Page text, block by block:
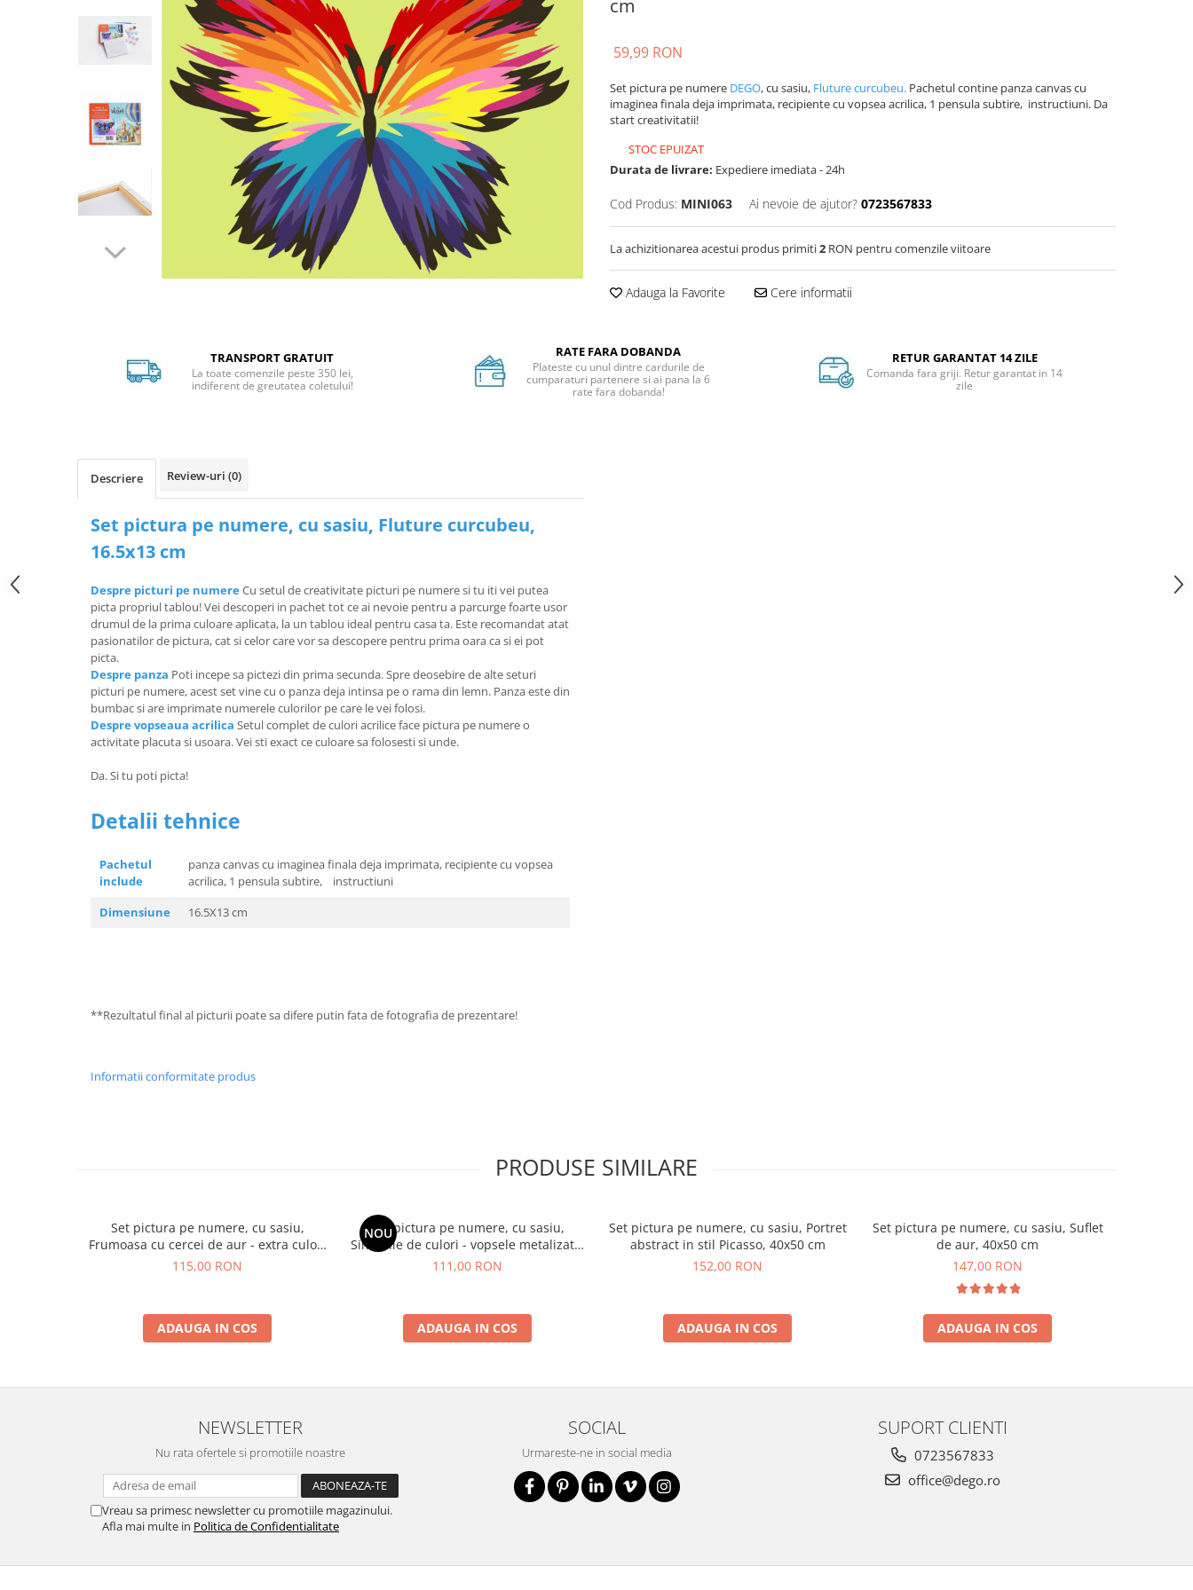
cm
59,99 RON
Set pictura pe numere DEGO, cu sasiu, Fluture curcubeu. Pachetul contine panza canvas cu
imaginea finala deja imprimata, recipiente cu vopsea acrilica, 1 pensula subtire, instructiuni. Da
start creativitatii!
STOC EPUIZAT
Durata de livrare: Expediere imediata - 24h
Cod Produs: MINI063 Ai nevoie de ajutor? 0723567833
La achizitionarea acestui produs primiti2 RON pentru comenzile viitoare
Adauga la Favorite Cere informatii
TRANSPORT GRATUIT
La toate comenzile peste 350 lei,
indiferent de greutatea coletului!
RATE FARA DOBANDA
Plateste cu unul dintre cardurile de
cumparaturi partenere si ai pana la 6
rate fara dobanda!
RETUR GARANTAT 14 ZILE
Comanda fara griji. Retur garantat in 14
zile
Descriere Review-uri (0)
Set pictura pe numere, cu sasiu, Fluture curcubeu,
16.5x13 cm
Despre picturi pe numereCu setul de creativitate picturi pe numere si tu iti vei putea
picta propriul tablou! Vei descoperi in pachet tot ce ai nevoie pentru a parcurge foarte usor
drumul de la prima culoare aplicata, la un tablou ideal pentru casa ta. Este recomandat atat
pasionatilor de pictura, cat si celor care vor sa descopere pentru prima oara ca si ei pot
picta.
Despre panza Poti incepe sa pictezi din prima secunda. Spre deosebire de alte seturi
picturi pe numere, acest set vine cu o panza deja intinsa pe o rama din lemn. Panza este din
bumbac si are imprimate numerele culorilor pe care le vei folosi.
Despre vopseaua acrilica Setul complet de culori acrilice face pictura pe numere o
activitate placuta si usoara. Vei sti exact ce culoare sa folosesti si unde.
Da. Si tu poti picta!
Detalii tehnice
Pachetul
include
panza canvas cu imaginea finala deja imprimata, recipiente cu vopsea
acrilica, 1 pensula subtire, instructiuni
Dimensiune
16.5X13 cm
**Rezultatul final al picturii poate sa difere putin fata de fotografia de prezentare!
Informatii conformitate produs
PRODUSE SIMILARE
Set pictura pe numere, cu sasiu,
Frumoasa cu cercei de aur - extra culori
metalizate, 40x50 cm
115,00 RON
ADAUGA IN COS
NOU
Set pictura pe numere, cu sasiu,
Simfonie de culori - vopsele metalizate,
40x50 cm
111,00 RON
ADAUGA IN COS
Set pictura pe numere, cu sasiu, Portret
abstract in stil Picasso, 40x50 cm
152,00 RON
ADAUGA IN COS
Set pictura pe numere, cu sasiu, Suflet
de aur, 40x50 cm
147,00 RON
ADAUGA IN COS
NEWSLETTER
Nu rata ofertele si promotiile noastre
Vreau sa primesc newsletter cu promotiile magazinului.
Afla mai multe in Politica de Confidentialitate
SOCIAL
Urmareste-ne in social media
SUPORT CLIENTI
0723567833
office@dego.ro